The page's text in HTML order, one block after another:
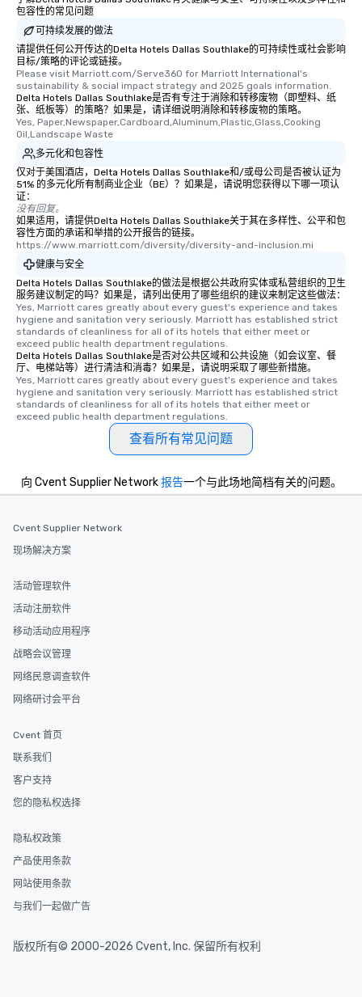
包容性的常见问题
可持续发展的做法
请提供任何公开传达的Delta Hotels Dallas Southlake的可持续性或社会影响
目标/策略的评论或链接。
Please visit Marriott.com/Serve360 for Marriott International's
sustainability & social impact strategy and 2025 goals information.
Delta Hotels Dallas Southlake是否有专注于消除和转移废物（即塑料、纸
张、纸板等）的策略？如果是，请详细说明消除和转移废物的策略。
Yes, Paper,Newspaper,Cardboard,Aluminum,Plastic,Glass,Cooking
Oil,Landscape Waste
多元化和包容性
仅对于美国酒店，Delta Hotels Dallas Southlake和/或母公司是否被认证为
51% 的多元化所有制商业企业（BE）？如果是，请说明您获得以下哪一项认
证：
没有回复。
如果适用，请提供Delta Hotels Dallas Southlake关于其在多样性、公平和包
容性方面的承诺和举措的公开报告的链接。
https://www.marriott.com/diversity/diversity-and-inclusion.mi
健康与安全
Delta Hotels Dallas Southlake的做法是根据公共政府实体或私营组织的卫生
服务建议制定的吗？如果是，请列出使用了哪些组织的建议来制定这些做法：
Yes, Marriott cares greatly about every guest's experience and takes
hygiene and sanitation very seriously. Marriott has established strict
standards of cleanliness for all of its hotels that either meet or
exceed public health department regulations.
Delta Hotels Dallas Southlake是否对公共区域和公共设施（如会议室、餐
厅、电梯站等）进行清洁和消毒？如果是，请说明采取了哪些新措施。
Yes, Marriott cares greatly about every guest's experience and takes
hygiene and sanitation very seriously. Marriott has established strict
standards of cleanliness for all of its hotels that either meet or
exceed public health department regulations.
查看所有常见问题
向 Cvent Supplier Network报告一个与此场地简档有关的问题。
Cvent Supplier Network
现场解决方案
活动管理软件
活动注册软件
移动活动应用程序
战略会议管理
网络民意调查软件
网络研讨会平台
Cvent 首页
联系我们
客户支持
您的隐私权选择
隐私权政策
产品使用条款
网站使用条款
与我们一起做广告
版权所有© 2000-2026 Cvent, Inc. 保留所有权利